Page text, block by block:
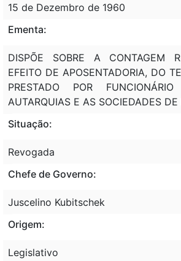
15 de Dezembro de 1960
Ementa:
DISPÕE SOBRE A CONTAGEM
EFEITO DE APOSENTADORIA, DO
PRESTADO POR
AUTARQUIAS E AS SOCIEDADES
Situação:
Revogada
Chefe de Governo:
Juscelino Kubitschek
Origem:
Legislativo